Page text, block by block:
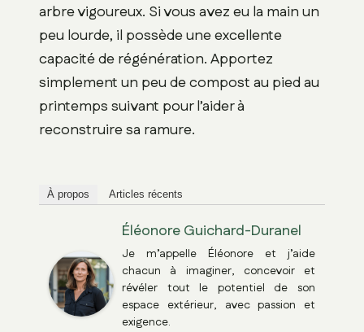
arbre vigoureux. Si vous avez eu la main un
peu lourde, il possède une excellente
capacité de régénération. Apportez
simplement un peu de compost au pied au
printemps suivant pour l’aider à
reconstruire sa ramure.
À propos Articles récents
Éléonore Guichard-Duranel
Je m’appelle Éléonore et j’aide
chacun à imaginer, concevoir et
révéler tout le potentiel de son
espace extérieur, avec passion et
exigence.